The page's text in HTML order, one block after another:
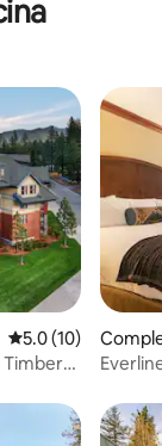
Calificación
5.0 (10)
Timber
ic